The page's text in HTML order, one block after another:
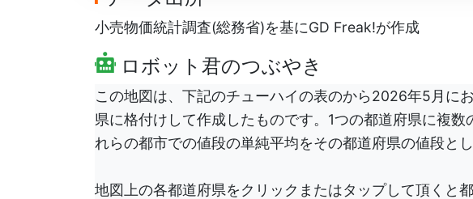
小売物価統計調査(総務省)を基にGD Freak!が作成
ロボット君のつぶやき
この地図は、下記のチューハイの表のから2026年5月に
県に格付けして作成したものです。1つの都道府県に複
れらの都市での値段の単純平均をその都道府県の値段とし
地図上の各都道府県をクリックまたはタップして頂くと